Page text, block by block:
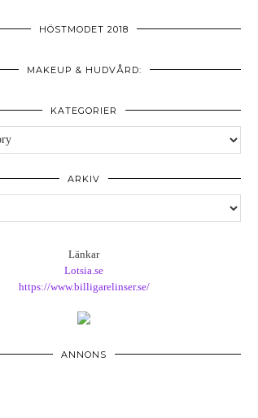
HÖSTMODET 2018
MAKEUP & HUDVÅRD:
KATEGORIER
ARKIV
Länkar
Lotsia.se
https://www.billigarelinser.se/
ANNONS